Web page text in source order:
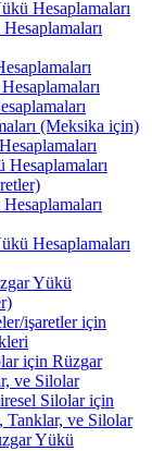
Hesaplamaları
(Meksika için)
Hesaplamaları
Yükü
işaretler için
için Rüzgar
ve Silolar
Silolar için
Tanklar, ve Silolar
Yükü